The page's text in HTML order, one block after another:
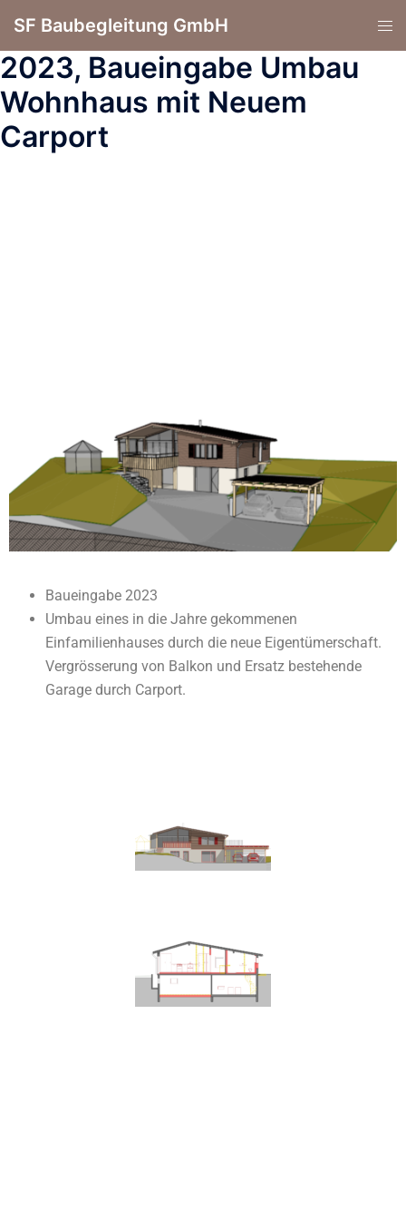
SF Baubegleitung GmbH
2023, Baueingabe Umbau
Wohnhaus mit Neuem
Carport
Baueingabe 2023
Umbau eines in die Jahre gekommenen
Einfamilienhauses durch die neue Eigentümerschaft.
Vergrösserung von Balkon und Ersatz bestehende
Garage durch Carport.